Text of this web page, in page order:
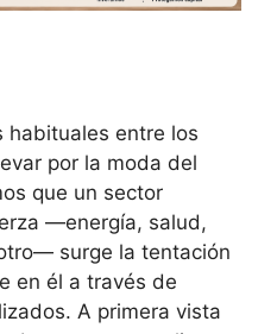
habituales entre los
por la moda del
que un sector
—energía, salud,
surge la tentación
en él a través de
A primera vista